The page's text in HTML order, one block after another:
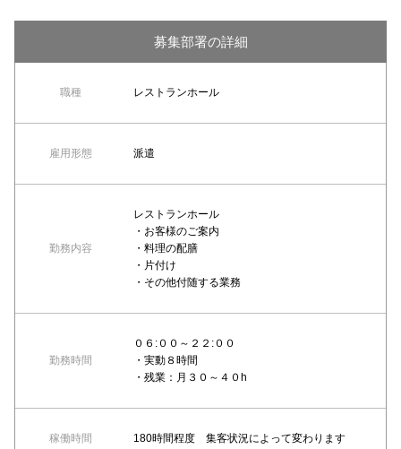
募集部署の詳細
職種 レストランホール
雇用形態 派遣
勤務内容
レストランホール
・お客様のご案内
・料理の配膳
・片付け
・その他付随する業務
勤務時間
０６:００～２２:００
・実動８時間
・残業：月３０～４０h
稼働時間 180時間程度 集客状況によって変わります